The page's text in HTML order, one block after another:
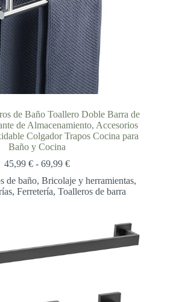
de Baño Toallero Doble Barra de
de Almacenamiento, Accesorios
Colgador Trapos Cocina para
Baño y Cocina
45,99 € - 69,99 €Rango
precios:
desde
de baño, Bricolaje y herramientas,
,Ferretería,Toalleros de barra